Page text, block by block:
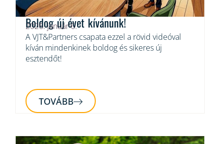
Boldog új évet kívánunk!
2026. január 6.
A VJT&Partners csapata ezzel a rövid videóval
kíván mindenkinek boldog és sikeres új
esztendőt!
TOVÁBB